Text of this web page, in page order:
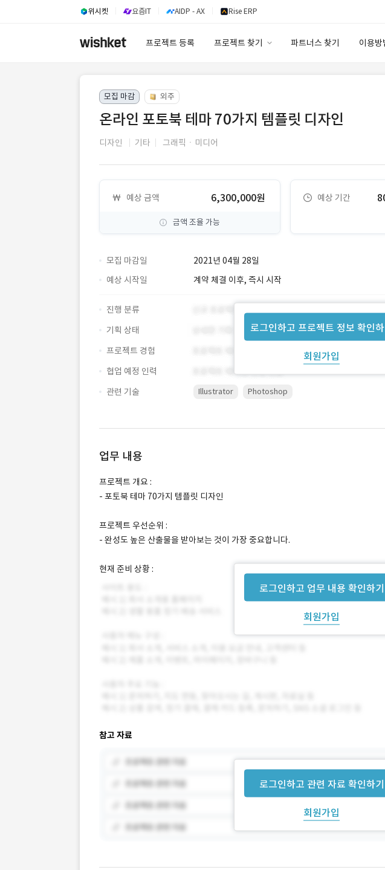
위시켓 요즘IT AIDP - AX Rise ERP
프로젝트 등록 프로젝트 찾기 파트너스 찾기 이용방
모집 마감 외주
온라인 포토북 테마 70가지 템플릿 디자인
디자인 기타 그래픽ㆍ미디어
예상 금액 6,300,000원
금액 조율 가능
예상 기간
모집 마감일 2021년 04월 28일
로그인하고 프로젝트 정보 확인
회원가입
예상 시작일 계약 체결 이후, 즉시 시작
진행 분류
기획 상태
프로젝트 경험
협업 예정 인력
관련 기술
Illustrator Photoshop
업무 내용
로그인하고 업무 내용 확인하기
회원가입
프로젝트 개요 :
- 포토북 테마 70가지 템플릿 디자인
프로젝트 우선순위 :
- 완성도 높은 산출물을 받아보는 것이 가장 중요합니다.
현재 준비 상황 :
참고 자료
로그인하고 관련 자료 확인하기
회원가입